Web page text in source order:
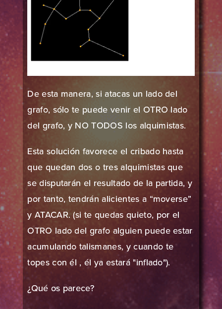
De esta manera, si atacas un lado del
grafo, sólo te puede venir el OTRO lado
del grafo, y NO TODOS los alquimistas.
Esta solución favorece el cribado hasta
que quedan dos o tres alquimistas que
se disputarán el resultado de la partida, y
por tanto, tendrán alicientes a “moverse”
y ATACAR. (si te quedas quieto, por el
OTRO lado del grafo alguien puede estar
acumulando talismanes, y cuando te
topes con él , él ya estará "inflado").
¿Qué os parece?